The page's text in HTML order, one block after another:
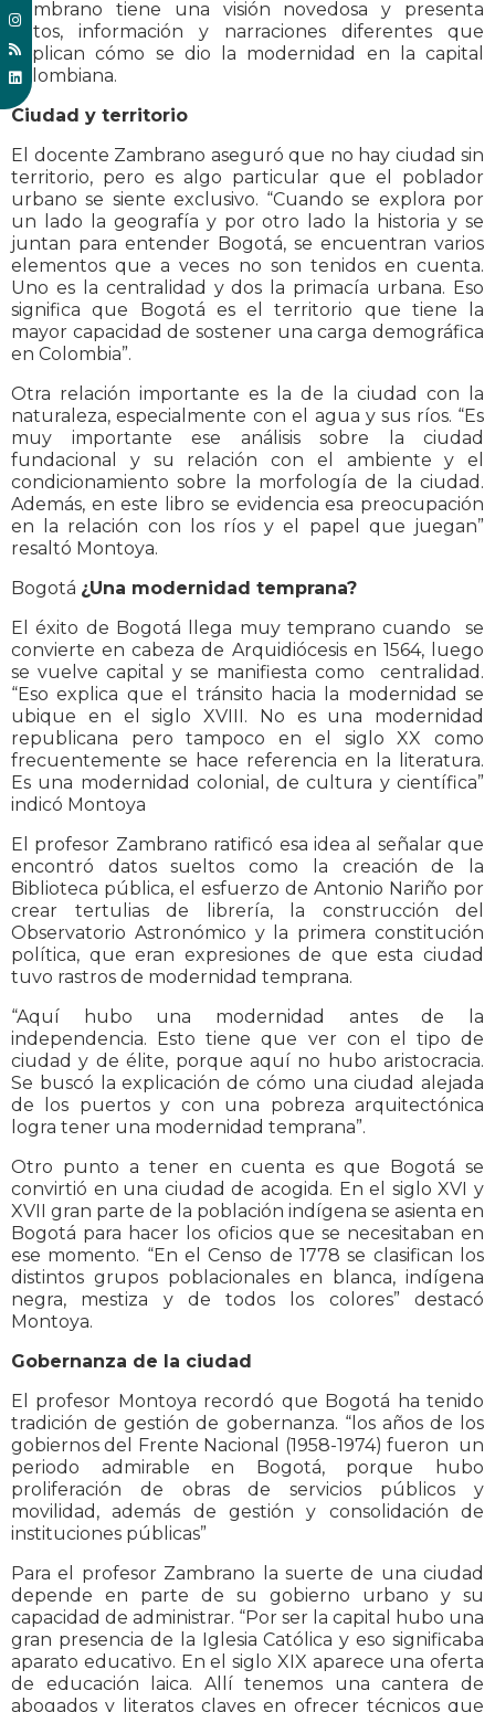
Zambrano tiene una visión novedosa y presenta
datos, información y narraciones diferentes que
explican cómo se dio la modernidad en la capital
colombiana.
Ciudad y territorio
El docente Zambrano aseguró que no hay ciudad sin
territorio, pero es algo particular que el poblador
urbano se siente exclusivo. “Cuando se explora por
un lado la geografía y por otro lado la historia y se
juntan para entender Bogotá, se encuentran varios
elementos que a veces no son tenidos en cuenta.
Uno es la centralidad y dos la primacía urbana. Eso
significa que Bogotá es el territorio que tiene la
mayor capacidad de sostener una carga demográfica
en Colombia”.
Otra relación importante es la de la ciudad con la
naturaleza, especialmente con el agua y sus ríos. “Es
muy importante ese análisis sobre la ciudad
fundacional y su relación con el ambiente y el
condicionamiento sobre la morfología de la ciudad.
Además, en este libro se evidencia esa preocupación
en la relación con los ríos y el papel que juegan”
resaltó Montoya.
Bogotá ¿Una modernidad temprana?
El éxito de Bogotá llega muy temprano cuando se
convierte en cabeza de Arquidiócesis en 1564, luego
se vuelve capital y se manifiesta como centralidad.
“Eso explica que el tránsito hacia la modernidad se
ubique en el siglo XVIII. No es una modernidad
republicana pero tampoco en el siglo XX como
frecuentemente se hace referencia en la literatura.
Es una modernidad colonial, de cultura y científica”
indicó Montoya
El profesor Zambrano ratificó esa idea al señalar que
encontró datos sueltos como la creación de la
Biblioteca pública, el esfuerzo de Antonio Nariño por
crear tertulias de librería, la construcción del
Observatorio Astronómico y la primera constitución
política, que eran expresiones de que esta ciudad
tuvo rastros de modernidad temprana.
“Aquí hubo una modernidad antes de la
independencia. Esto tiene que ver con el tipo de
ciudad y de élite, porque aquí no hubo aristocracia.
Se buscó la explicación de cómo una ciudad alejada
de los puertos y con una pobreza arquitectónica
logra tener una modernidad temprana”.
Otro punto a tener en cuenta es que Bogotá se
convirtió en una ciudad de acogida. En el siglo XVI y
XVII gran parte de la población indígena se asienta en
Bogotá para hacer los oficios que se necesitaban en
ese momento. “En el Censo de 1778 se clasifican los
distintos grupos poblacionales en blanca, indígena
negra, mestiza y de todos los colores” destacó
Montoya.
Gobernanza de la ciudad
El profesor Montoya recordó que Bogotá ha tenido
tradición de gestión de gobernanza. “los años de los
gobiernos del Frente Nacional (1958-1974) fueron un
periodo admirable en Bogotá, porque hubo
proliferación de obras de servicios públicos y
movilidad, además de gestión y consolidación de
instituciones públicas”
Para el profesor Zambrano la suerte de una ciudad
depende en parte de su gobierno urbano y su
capacidad de administrar. “Por ser la capital hubo una
gran presencia de la Iglesia Católica y eso significaba
aparato educativo. En el siglo XIX aparece una oferta
de educación laica. Allí tenemos una cantera de
abogados y literatos claves en ofrecer técnicos que